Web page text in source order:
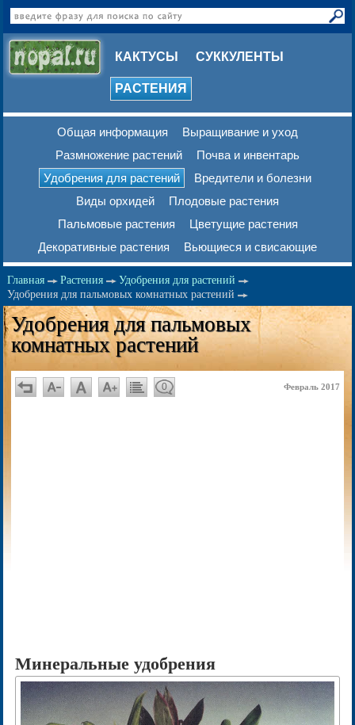
КАКТУСЫ СУККУЛЕНТЫ
РАСТЕНИЯ
Общая информация
Выращивание и уход
Размножение растений
Почва и инвентарь
Удобрения для растений
Вредители и болезни
Виды орхидей
Плодовые растения
Пальмовые растения
Цветущие растения
Декоративные растения
Вьющиеся и свисающие
Главная Растения
Удобрения для растений
Удобрения для пальмовых комнатных растений
Удобрения для пальмовых
комнатных растений
0 Февраль 2017
Минеральные удобрения